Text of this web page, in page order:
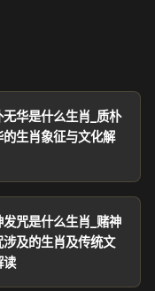
无华是什么生肖_质朴
的生肖象征与文化解
发咒是什么生肖_赌神
涉及的生肖及传统文
读